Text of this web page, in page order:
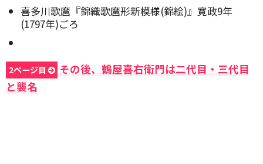
喜多川歌麿『錦織歌麿形新模様(錦絵)』寛政9年
(1797年)ごろ
2ページ目
その後、鶴屋喜右衛門は二代目・三代目
と襲名